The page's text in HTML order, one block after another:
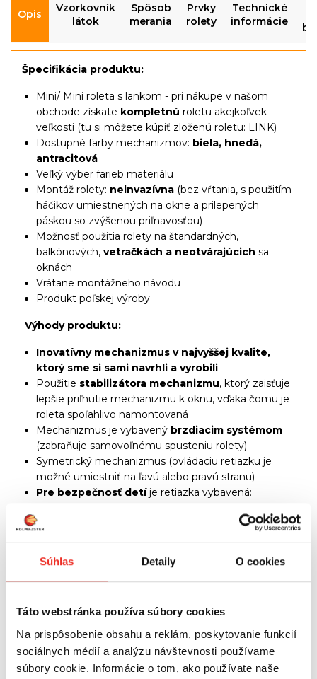
Súhlas Detaily O cookies
Táto webstránka používa súbory cookies
Na prispôsobenie obsahu a reklám, poskytovanie funkcií
sociálnych médií a analýzu návštevnosti používame
súbory cookie. Informácie o tom, ako používate naše
Opis
Vzorkovník
látok
Spôsob
merania
Prvky
rolety
Technické
informácie
Špecifikácia produktu:
Mini/ Mini roleta s lankom - pri nákupe v našom
obchode získate kompletnú roletu akejkoľvek
veľkosti (tu si môžete kúpiť zloženú roletu: LINK)
Dostupné farby mechanizmov: biela, hnedá,
antracitová
Veľký výber farieb materiálu
Montáž rolety: neinvazívna (bez vŕtania, s použitím
háčikov umiestnených na okne a prilepených
páskou so zvýšenou priľnavosťou)
Možnosť použitia rolety na štandardných,
balkónových, vetračkách a neotvárajúcich sa
oknách
Vrátane montážneho návodu
Produkt poľskej výroby
Výhody produktu:
Inovatívny mechanizmus v najvyššej kvalite,
ktorý sme si sami navrhli a vyrobili
Použitie stabilizátora mechanizmu, ktorý zaisťuje
lepšie priľnutie mechanizmu k oknu, vďaka čomu je
roleta spoľahlivo namontovaná
Mechanizmus je vybavený brzdiacim systémom
(zabraňuje samovoľnému spusteniu rolety)
Symetrický mechanizmus (ovládaciu retiazku je
možné umiestniť na ľavú alebo pravú stranu)
Pre bezpečnosť detíje retiazka vybavená:
(platí pre nasledujúce materiály: štandard, 100%
zatemňovací, excellent, silver, design a slamený
materiál)
- napínač reťaze (platí pre materiály deň-noc, deň-
noc premium, deň-noc design a deň-noc exclusive)
Vodiace lanká slúžia nakopírovanie rolety
okna, a to aj pri vyklopení vetračky okna
Sada obsahuje univerzálne úchyty, ktoré
umožňujú inštaláciu na štandardné okno aj na okno